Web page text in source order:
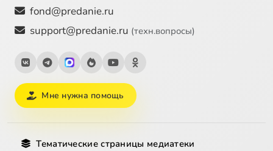
fond@predanie.ru
support@predanie.ru (техн.вопросы)
Мне нужна помощь
Тематические страницы медиатеки